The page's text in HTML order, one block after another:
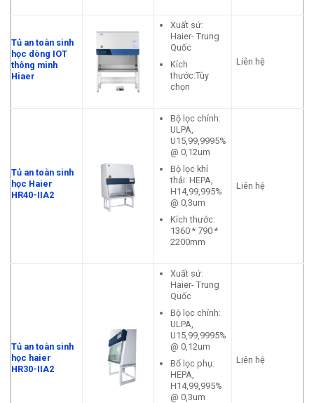
Tủ an toàn sinh
học dòng IOT
thông minh
Hiaer
Xuất sứ:
Haier- Trung
Quốc
Kích
thước:Tùy
chọn
Liên hệ
Tủ an toàn sinh
học Haier
HR40-IIA2
Bộ lọc chính:
ULPA,
U15,99,9995%
@ 0,12um
Bộ lọc khí
thải: HEPA,
H14,99,995%
@ 0,3um
Kích thước:
1360 * 790 *
2200mm
Liên hệ
Tủ an toàn sinh
học haier
HR30-IIA2
Xuất sứ:
Haier- Trung
Quốc
Bộ lọc chính:
ULPA,
U15,99,9995%
@ 0,12um
Bổ lọc phụ:
HEPA,
H14,99,995%
@ 0,3um
Liên hệ